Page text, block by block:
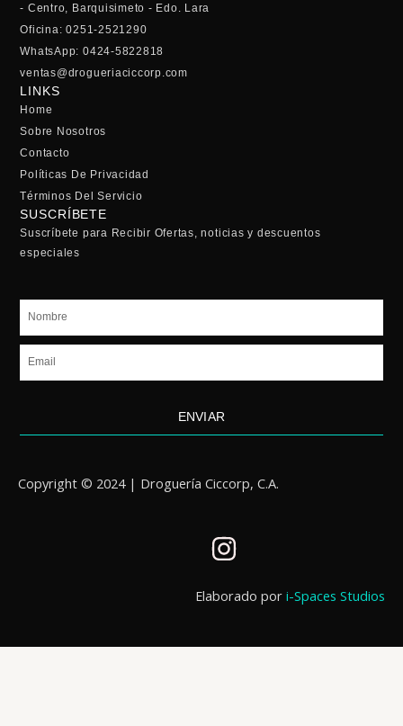
- Centro, Barquisimeto - Edo. Lara
Oficina: 0251-2521290
WhatsApp: 0424-5822818
ventas@drogueriaciccorp.com
LINKS
Home
Sobre Nosotros
Contacto
Políticas De Privacidad
Términos Del Servicio
SUSCRÍBETE
Suscríbete para Recibir Ofertas, noticias y descuentos
especiales
Nombre
Email
ENVIAR
Copyright © 2024 | Droguería Ciccorp, C.A.
I
s
a
Elaborado por i-Spaces Studios